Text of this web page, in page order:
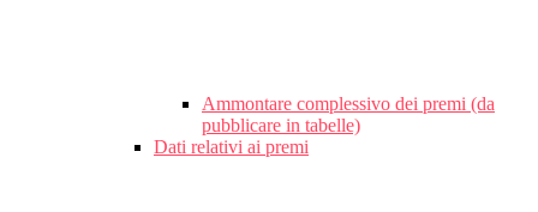
Ammontare complessivo dei premi (da
pubblicare in tabelle)
Dati relativi ai premi